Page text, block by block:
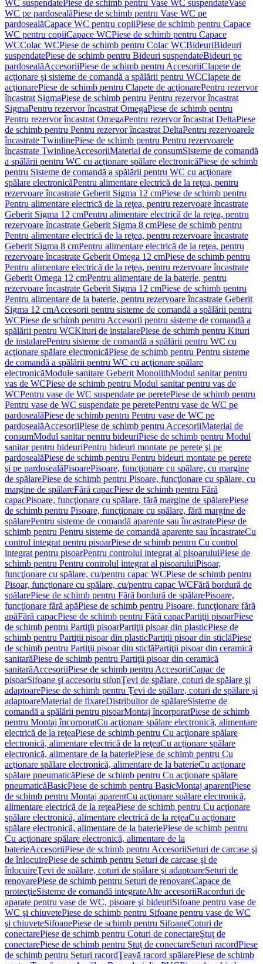
WC suspendatePiese de schimb pentru Vase WC suspendateVase
WC pe pardosealăPiese de schimb pentru Vase WC pe
pardosealăCapace WC pentru copiiPiese de schimb pentru Capace
WC pentru copiiCapace WCPiese de schimb pentru Capace
WCColac WCPiese de schimb pentru Colac WCBideuriBideuri
suspendatePiese de schimb pentru Bideuri suspendateBideuri pe
pardosealăAccesoriiPiese de schimb pentru AccesoriiClapete de
acţionare şi sisteme de comandă a spălării pentru WCClapete de
acţionarePiese de schimb pentru Clapete de acţionarePentru rezervor
încastrat SigmaPiese de schimb pentru Pentru rezervor încastrat
SigmaPentru rezervor încastrat OmegaPiese de schimb pentru
Pentru rezervor încastrat OmegaPentru rezervor încastrat DeltaPiese
de schimb pentru Pentru rezervor încastrat DeltaPentru rezervoarele
încastrate TwinlinePiese de schimb pentru Pentru rezervoarele
încastrate TwinlineAccesoriiMaterial de consumSisteme de comandă
a spălării pentru WC cu acţionare spălare electronicăPiese de schimb
pentru Sisteme de comandă a spălării pentru WC cu acţionare
spălare electronicăPentru alimentare electrică de la reţea, pentru
rezervoare încastrate Geberit Sigma 12 cmPiese de schimb pentru
Pentru alimentare electrică de la reţea, pentru rezervoare încastrate
Geberit Sigma 12 cmPentru alimentare electrică de la reţea, pentru
rezervoare încastrate Geberit Sigma 8 cmPiese de schimb pentru
Pentru alimentare electrică de la reţea, pentru rezervoare încastrate
Geberit Sigma 8 cmPentru alimentare electrică de la reţea, pentru
rezervoare încastrate Geberit Omega 12 cmPiese de schimb pentru
Pentru alimentare electrică de la reţea, pentru rezervoare încastrate
Geberit Omega 12 cmPentru alimentare de la baterie, pentru
rezervoare încastrate Geberit Sigma 12 cmPiese de schimb pentru
Pentru alimentare de la baterie, pentru rezervoare încastrate Geberit
Sigma 12 cmAccesorii pentru sisteme de comandă a spălării pentru
WCPiese de schimb pentru Accesorii pentru sisteme de comandă a
spălării pentru WCKituri de instalarePiese de schimb pentru Kituri
de instalarePentru sisteme de comandă a spălării pentru WC cu
acţionare spălare electronicăPiese de schimb pentru Pentru sisteme
de comandă a spălării pentru WC cu acţionare spălare
electronicăModule sanitare Geberit MonolithModul sanitar pentru
vas de WCPiese de schimb pentru Modul sanitar pentru vas de
WCPentru vase de WC suspendate pe peretePiese de schimb pentru
Pentru vase de WC suspendate pe peretePentru vase de WC pe
pardosealăPiese de schimb pentru Pentru vase de WC pe
pardosealăAccesoriiPiese de schimb pentru AccesoriiMaterial de
consumModul sanitar pentru bideuriPiese de schimb pentru Modul
sanitar pentru bideuriPentru bideuri montate pe perete şi pe
pardosealăPiese de schimb pentru Pentru bideuri montate pe perete
şi pe pardosealăPisoarePisoare, funcţionare cu spălare, cu margine
de spălarePiese de schimb pentru Pisoare, funcţionare cu spălare, cu
margine de spălareFără capacPiese de schimb pentru Fără
capacPisoare, funcţionare cu spălare, fără margine de spălarePiese
de schimb pentru Pisoare, funcţionare cu spălare, fără margine de
spălarePentru sisteme de comandă aparente sau încastratePiese de
schimb pentru Pentru sisteme de comandă aparente sau încastrateCu
control integrat pentru pisoarPiese de schimb pentru Cu control
integrat pentru pisoarPentru controlul integrat al pisoaruluiPiese de
schimb pentru Pentru controlul integrat al pisoaruluiPisoar,
funcţionare cu spălare, cu/pentru capac WCPiese de schimb pentru
Pisoar, funcţionare cu spălare, cu/pentru capac WCFără bordură de
spălarePiese de schimb pentru Fără bordură de spălarePisoare,
funcţionare fără apăPiese de schimb pentru Pisoare, funcţionare fără
apăFără capacPiese de schimb pentru Fără capacPartiţii pisoarPiese
de schimb pentru Partiţii pisoarPartiţii pisoar din plasticPiese de
schimb pentru Partiţii pisoar din plasticPartiţii pisoar din sticlăPiese
de schimb pentru Partiţii pisoar din sticlăPartiţii pisoar din ceramică
sanitarăPiese de schimb pentru Partiţii pisoar din ceramică
sanitarăAccesoriiPiese de schimb pentru AccesoriiCapac de
pisoarSifoane şi accesoriu sifonŢevi de spălare, coturi de spălare şi
adaptoarePiese de schimb pentru Ţevi de spălare, coturi de spălare şi
adaptoareMaterial de fixareDistribuitor de spălareSisteme de
comandă a spălării pentru pisoarMontaj încorporatPiese de schimb
pentru Montaj încorporatCu acţionare spălare electronică, alimentare
electrică de la reţeaPiese de schimb pentru Cu acţionare spălare
electronică, alimentare electrică de la reţeaCu acţionare spălare
electronică, alimentare de la bateriePiese de schimb pentru Cu
acţionare spălare electronică, alimentare de la baterieCu acţionare
spălare pneumaticăPiese de schimb pentru Cu acţionare spălare
pneumaticăBasicPiese de schimb pentru BasicMontaj aparentPiese
de schimb pentru Montaj aparentCu acţionare spălare electronică,
alimentare electrică de la reţeaPiese de schimb pentru Cu acţionare
spălare electronică, alimentare electrică de la reţeaCu acţionare
spălare electronică, alimentare de la bateriePiese de schimb pentru
Cu acţionare spălare electronică, alimentare de la
baterieAccesoriiPiese de schimb pentru AccesoriiSeturi de carcase şi
de înlocuirePiese de schimb pentru Seturi de carcase şi de
înlocuireŢevi de spălare, coturi de spălare şi adaptoareSeturi de
renovarePiese de schimb pentru Seturi de renovareCapace de
protecţieSisteme de comandă integrateAlte accesoriiRacorduri de
aparate pentru vase de WC, pisoare şi bideuriSifoane pentru vase de
WC şi chiuvetePiese de schimb pentru Sifoane pentru vase de WC
şi chiuveteSifoanePiese de schimb pentru SifoaneCoturi de
conectarePiese de schimb pentru Coturi de conectareŞtuţ de
conectarePiese de schimb pentru Ştuţ de conectareSeturi racordPiese
de schimb pentru Seturi racordŢeavă racord spălarePiese de schimb